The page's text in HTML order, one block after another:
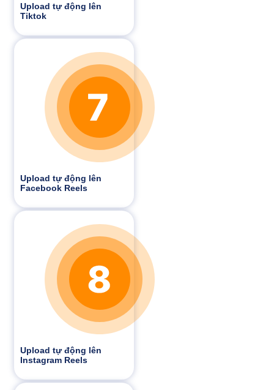
Upload tự động lên
Tiktok
Upload tự động lên
Facebook Reels
Upload tự động lên
Instagram Reels